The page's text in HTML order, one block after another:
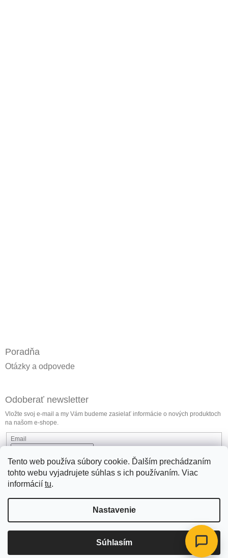
Tento web používa súbory cookie. Ďalším prechádzaním
tohto webu vyjadrujete súhlas s ich používaním. Viac
informácií tu.
Nastavenie
Súhlasím
Poradňa
Otázky a odpovede
Odoberať newsletter
Vložte svoj e-mail a my Vám budeme zasielať informácie o nových produktoch
na našom e-shope.
Email
Vložením e-mailu súhlasíte spodmienkami ochrany osobných údajov
Prihlásiť sa
. Všetky práva vyhradené.